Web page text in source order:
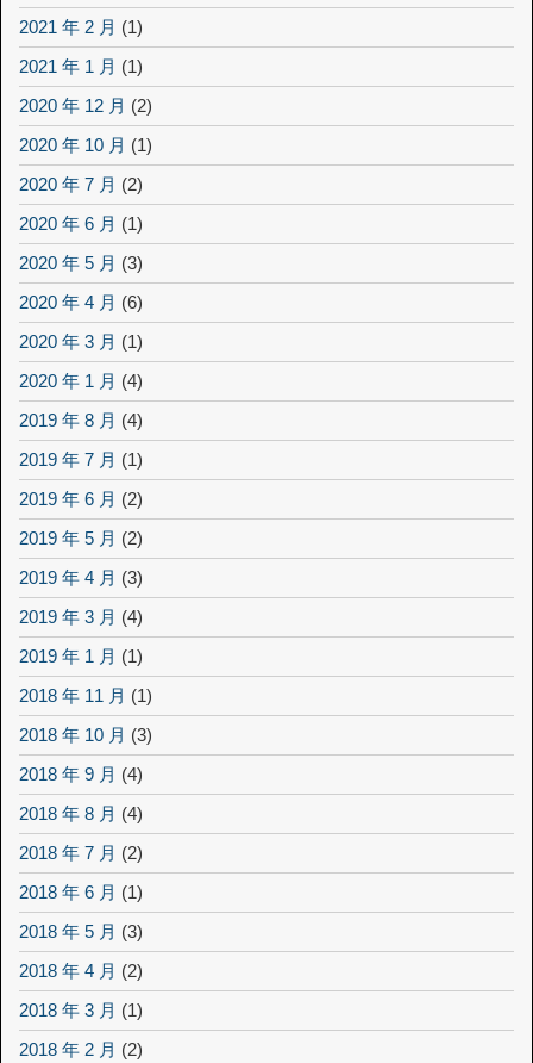
2021 年 2 月 (1)
2021 年 1 月 (1)
2020 年 12 月 (2)
2020 年 10 月 (1)
2020 年 7 月 (2)
2020 年 6 月 (1)
2020 年 5 月 (3)
2020 年 4 月 (6)
2020 年 3 月 (1)
2020 年 1 月 (4)
2019 年 8 月 (4)
2019 年 7 月 (1)
2019 年 6 月 (2)
2019 年 5 月 (2)
2019 年 4 月 (3)
2019 年 3 月 (4)
2019 年 1 月 (1)
2018 年 11 月 (1)
2018 年 10 月 (3)
2018 年 9 月 (4)
2018 年 8 月 (4)
2018 年 7 月 (2)
2018 年 6 月 (1)
2018 年 5 月 (3)
2018 年 4 月 (2)
2018 年 3 月 (1)
2018 年 2 月 (2)